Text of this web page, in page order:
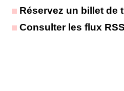
Réservez un billet de
Consulter les flux